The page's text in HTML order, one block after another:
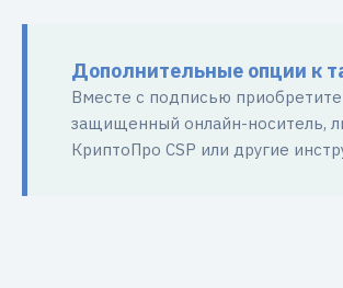
Дополнительные опции к
Вместе с подписью приобретите
защищенный онлайн-носитель,
КриптоПро CSP или другие